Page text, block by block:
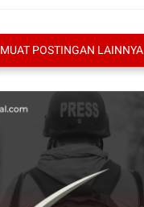
MUAT POSTINGAN LAINNYA